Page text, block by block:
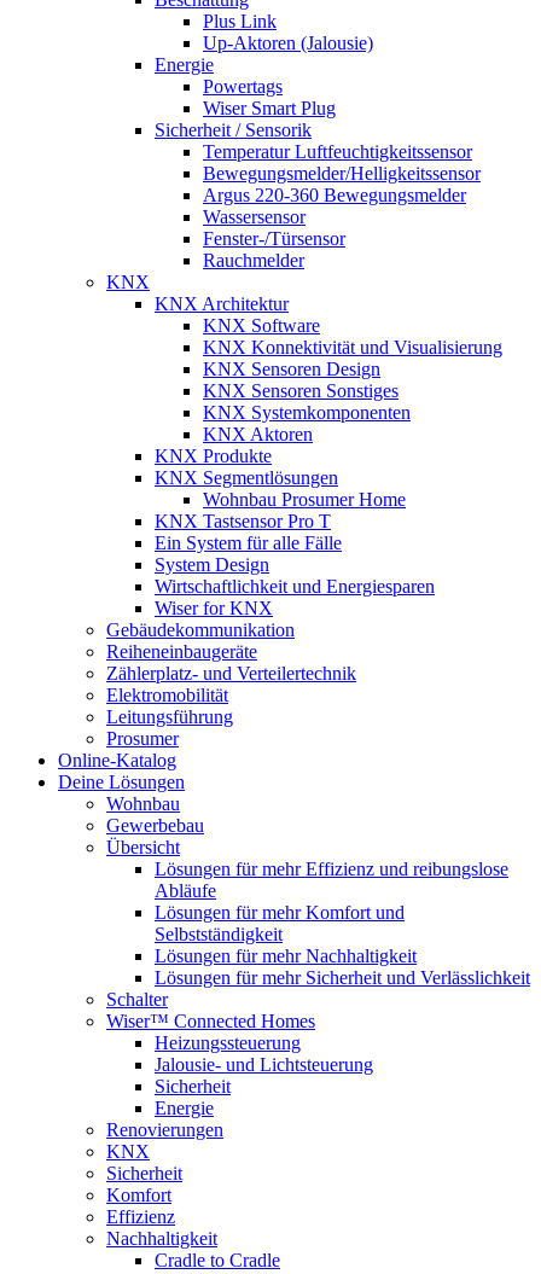
Plus Link
Up-Aktoren (Jalousie)
Energie
Powertags
Wiser Smart Plug
Sicherheit / Sensorik
Temperatur Luftfeuchtigkeitssensor
Bewegungsmelder/Helligkeitssensor
Argus 220-360 Bewegungsmelder
Wassersensor
Fenster-/Türsensor
Rauchmelder
KNX
KNX Architektur
KNX Software
KNX Konnektivität und Visualisierung
KNX Sensoren Design
KNX Sensoren Sonstiges
KNX Systemkomponenten
KNX Aktoren
KNX Produkte
KNX Segmentlösungen
Wohnbau Prosumer Home
KNX Tastsensor Pro T
Ein System für alle Fälle
System Design
Wirtschaftlichkeit und Energiesparen
Wiser for KNX
Gebäudekommunikation
Reiheneinbaugeräte
Zählerplatz- und Verteilertechnik
Elektromobilität
Leitungsführung
Prosumer
Online-Katalog
Deine Lösungen
Wohnbau
Gewerbebau
Übersicht
Lösungen für mehr Effizienz und reibungslose
Abläufe
Lösungen für mehr Komfort und
Selbstständigkeit
Lösungen für mehr Nachhaltigkeit
Lösungen für mehr Sicherheit und Verlässlichkeit
Schalter
Wiser™ Connected Homes
Heizungssteuerung
Jalousie- und Lichtsteuerung
Sicherheit
Energie
Renovierungen
KNX
Sicherheit
Komfort
Effizienz
Nachhaltigkeit
Cradle to Cradle